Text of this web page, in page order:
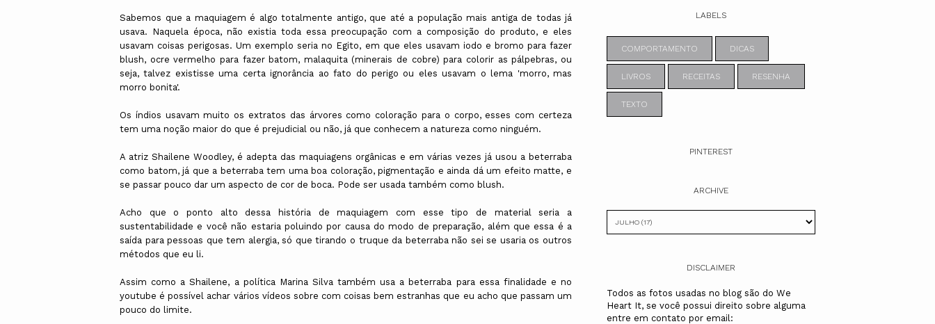
Sabemos que a maquiagem é algo totalmente antigo, que até a população mais antiga de todas já
usava. Naquela época, não existia toda essa preocupação com a composição do produto, e eles
usavam coisas perigosas. Um exemplo seria no Egito, em que eles usavam iodo e bromo para fazer
blush, ocre vermelho para fazer batom, malaquita (minerais de cobre) para colorir as pálpebras, ou
seja, talvez existisse uma certa ignorância ao fato do perigo ou eles usavam o lema 'morro, mas
morro bonita'.
Os índios usavam muito os extratos das árvores como coloração para o corpo, esses com certeza
tem uma noção maior do que é prejudicial ou não, já que conhecem a natureza como ninguém.
A atriz Shailene Woodley, é adepta das maquiagens orgânicas e em várias vezes já usou a beterraba
como batom, já que a beterraba tem uma boa coloração, pigmentação e ainda dá um efeito matte, e
se passar pouco dar um aspecto de cor de boca. Pode ser usada também como blush.
Acho que o ponto alto dessa história de maquiagem com esse tipo de material seria a
sustentabilidade e você não estaria poluindo por causa do modo de preparação, além que essa é a
saída para pessoas que tem alergia, só que tirando o truque da beterraba não sei se usaria os outros
métodos que eu li.
Assim como a Shailene, a política Marina Silva também usa a beterraba para essa finalidade e no
youtube é possível achar vários vídeos sobre com coisas bem estranhas que eu acho que passam um
pouco do limite.
LABELS
COMPORTAMENTO DICAS
LIVROS RECEITAS RESENHA
TEXTO
PINTEREST
ARCHIVE
DISCLAIMER
Todos as fotos usadas no blog são do We
Heart It, se você possui direito sobre alguma
entre em contato por email: